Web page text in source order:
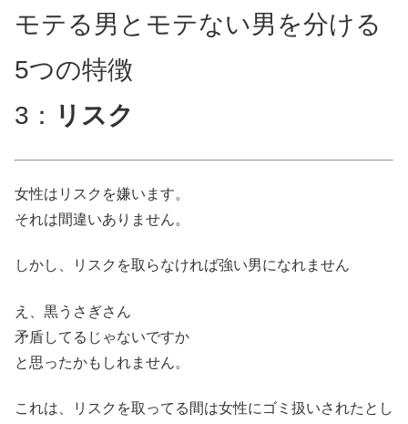
モテる男とモテない男を分ける
5つの特徴
3： リスク
女性はリスクを嫌います。
それは間違いありません。
しかし、リスクを取らなければ強い男になれません
え、黒うさぎさん
矛盾してるじゃないですか
と思ったかもしれません。
これは、リスクを取ってる間は女性にゴミ扱いされたとし